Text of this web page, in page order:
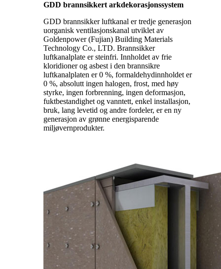
GDD brannsikkert arkdekorasjonssystem
GDD brannsikker luftkanal er tredje generasjon
uorganisk ventilasjonskanal utviklet av
Goldenpower (Fujian) Building Materials
Technology Co., LTD. Brannsikker
luftkanalplate er steinfri. Innholdet av frie
kloridioner og asbest i den brannsikre
luftkanalplaten er 0 %, formaldehydinnholdet er
0 %, absolutt ingen halogen, frost, med høy
styrke, ingen forbrenning, ingen deformasjon,
fuktbestandighet og vanntett, enkel installasjon,
bruk, lang levetid og andre fordeler, er en ny
generasjon av grønne energisparende
miljøvernprodukter.